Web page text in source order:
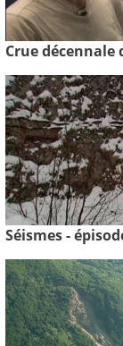
Crue décennale
Séismes -